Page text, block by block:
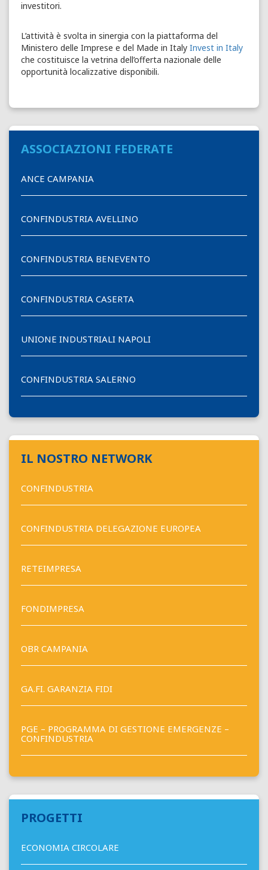
investitori.
L’attività è svolta in sinergia con la piattaforma del
Ministero delle Imprese e del Made in Italy Invest in Italy
che costituisce la vetrina dell’offerta nazionale delle
opportunità localizzative disponibili.
ASSOCIAZIONI FEDERATE
ANCE CAMPANIA
CONFINDUSTRIA AVELLINO
CONFINDUSTRIA BENEVENTO
CONFINDUSTRIA CASERTA
UNIONE INDUSTRIALI NAPOLI
CONFINDUSTRIA SALERNO
IL NOSTRO NETWORK
CONFINDUSTRIA
CONFINDUSTRIA DELEGAZIONE EUROPEA
RETEIMPRESA
FONDIMPRESA
OBR CAMPANIA
GA.FI. GARANZIA FIDI
PGE – PROGRAMMA DI GESTIONE EMERGENZE –
CONFINDUSTRIA
PROGETTI
ECONOMIA CIRCOLARE